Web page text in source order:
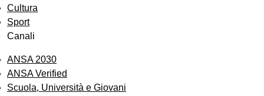
Cultura
Sport
Canali
ANSA 2030
ANSA Verified
Scuola, Università e Giovani